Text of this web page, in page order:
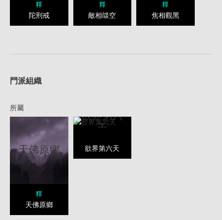
釋
陀刑戒
釋
敵相燄空
釋
焦相觀黑
門派組織
所屬
天佛原鄉
釋
天佛原鄉
欲界第六
天
欲界第六天